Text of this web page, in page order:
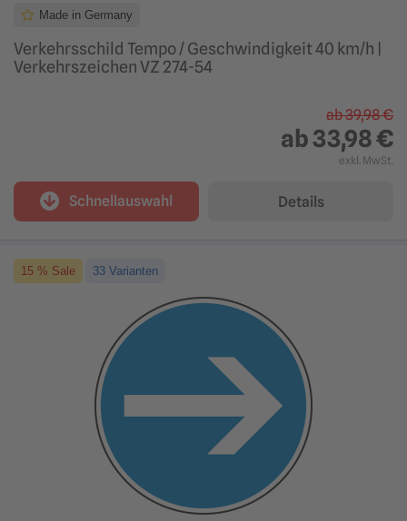
Made in Germany
Verkehrsschild Tempo / Geschwindigkeit 40 km/h |
Verkehrszeichen VZ 274-54
ab39,98 €
ab33,98 €
exkl. MwSt.
Schnellauswahl Details
15 % Sale 33 Varianten